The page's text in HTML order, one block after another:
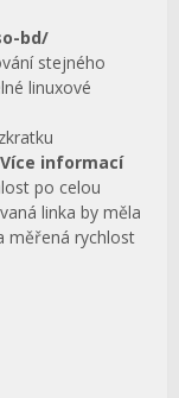
bd/
stejného
linuxové
Více informací
po celou
linka by měla
měřená rychlost